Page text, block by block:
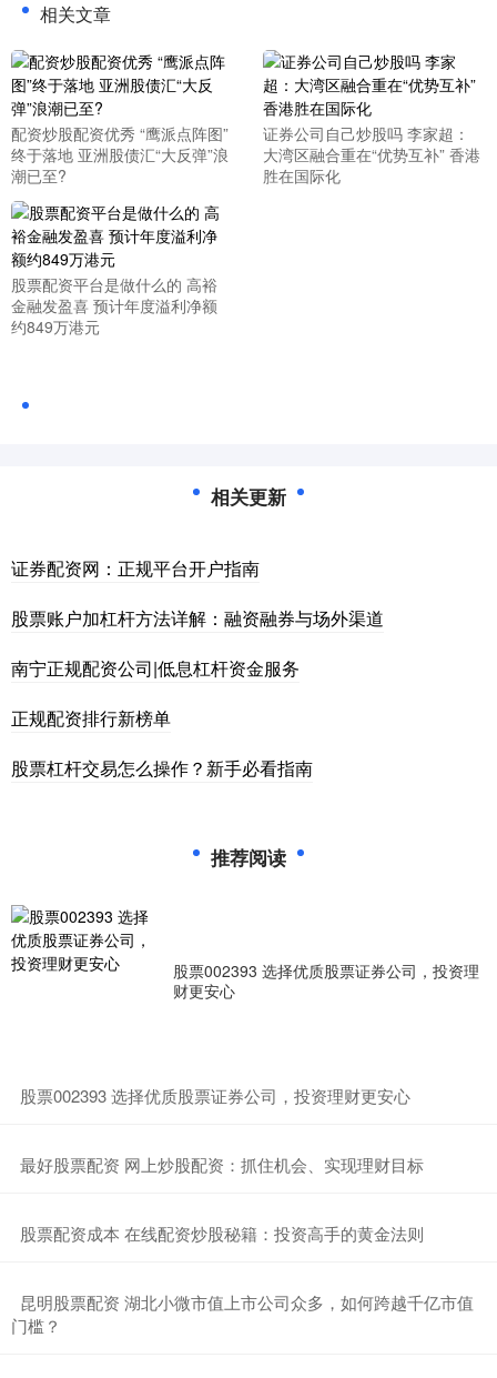
相关文章
配资炒股配资优秀 “鹰派点阵图”
终于落地 亚洲股债汇“大反弹”浪
潮已至?
证券公司自己炒股吗 李家超：
大湾区融合重在“优势互补” 香港
胜在国际化
股票配资平台是做什么的 高裕
金融发盈喜 预计年度溢利净额
约849万港元
相关更新
证券配资网：正规平台开户指南
股票账户加杠杆方法详解：融资融券与场外渠道
南宁正规配资公司|低息杠杆资金服务
正规配资排行新榜单
股票杠杆交易怎么操作？新手必看指南
推荐阅读
股票002393 选择优质股票证券公司，投资理
财更安心
​股票002393 选择优质股票证券公司，投资理财更安心
​最好股票配资 网上炒股配资：抓住机会、实现理财目标
​股票配资成本 在线配资炒股秘籍：投资高手的黄金法则
​昆明股票配资 湖北小微市值上市公司众多，如何跨越千亿市值
门槛？